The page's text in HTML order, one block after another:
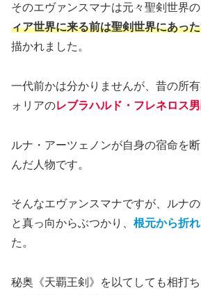
そのエヴァンスマナは元々聖剣世界の
ィア世界に来る前は聖剣世界にあっ
描かれました。
一代前かは分かりませんが、昔の所
ォリアのレブラハルド・フレネロス
ルナ・アーツェノンが自身の宿命を
んだ人物です。
そんなエヴァンスマナですが、ルナ
と真っ向からぶつかり、 根元から折
た。
秘奥《天覇王剣》を以てしても相打